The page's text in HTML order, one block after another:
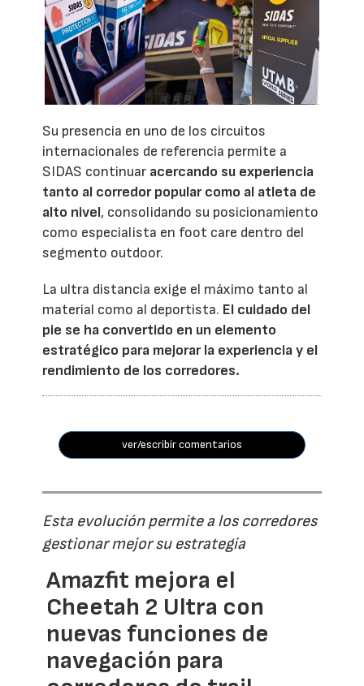
Su presencia en uno de los circuitos
internacionales de referencia permite a
SIDAS continuar acercando su experiencia
tanto al corredor popular como al atleta de
alto nivel, consolidando su posicionamiento
como especialista en foot care dentro del
segmento outdoor.
La ultra distancia exige el máximo tanto al
material como al deportista. El cuidado del
pie se ha convertido en un elemento
estratégico para mejorar la experiencia y el
rendimiento de los corredores.
ver/escribir comentarios
Esta evolución permite a los corredores
gestionar mejor su estrategia
Amazfit mejora el
Cheetah 2 Ultra con
nuevas funciones de
navegación para